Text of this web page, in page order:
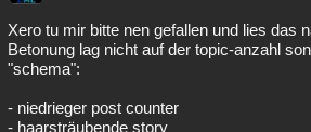
Xero tu mir bitte nen gefallen und lies das
Betonung lag nicht auf der topic-anzahl
"schema":
- niedrieger post counter
- haarsträubende story